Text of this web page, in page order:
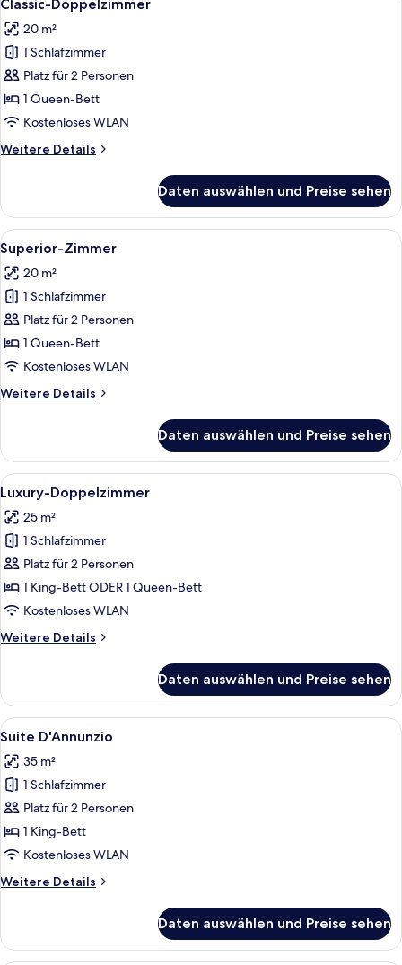
Fotos
für
Classic-
Doppelzimmer
anzeigen
Classic-Doppelzimmer
20 m²
1 Schlafzimmer
Platz für 2 Personen
1 Queen-Bett
Kostenloses WLAN
Weitere Details
Weitere
Doppelzimmer
Daten auswählen und Preise sehen
Alle
Fotos
für
Superior-
Zimmer
anzeigen
Ein geräumiges Schlafzimmer mit
4
Superior-Zimmer
20 m²
1 Schlafzimmer
Platz für 2 Personen
1 Queen-Bett
Kostenloses WLAN
Weitere Details
Weitere
Zimmer
Daten auswählen und Preise sehen
Alle
Fotos
für
Luxury-
Doppelzimmer
anzeigen
Ein luxuriöses Hotelzimmer mit
4
Luxury-Doppelzimmer
25 m²
1 Schlafzimmer
Platz für 2 Personen
1 King-Bett ODER 1 Queen-Bett
Kostenloses WLAN
Weitere Details
Weitere
Doppelzimmer
Daten auswählen und Preise sehen
Alle
Fotos
für
Suite
D'Annunzio
anzeigen
Ein luxuriöses Schlafzimmer mit
3
Suite D'Annunzio
35 m²
1 Schlafzimmer
Platz für 2 Personen
1 King-Bett
Kostenloses WLAN
Weitere Details
Weitere
D'Annunzio
Daten auswählen und Preise sehen